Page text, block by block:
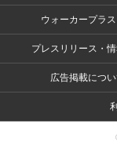
ウォーカープラ
プレスリリース・
広告掲載につ